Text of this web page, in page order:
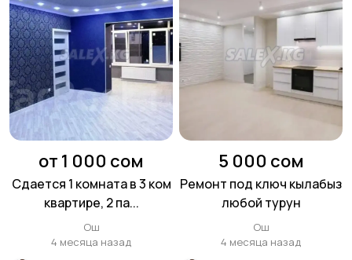
от 1 000 сом
Сдается 1 комната в 3 ком
квартире, 2 па...
Ош
4 месяца назад
5 000 сом
Ремонт под ключ кылабыз
любой турун
Ош
4 месяца назад